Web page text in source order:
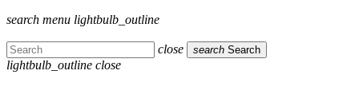
search menu lightbulb_outline
close search Search
lightbulb_outline close